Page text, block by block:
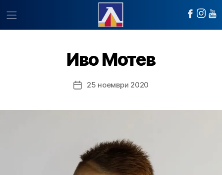
Иво Мотев
Post25 ноември 2020